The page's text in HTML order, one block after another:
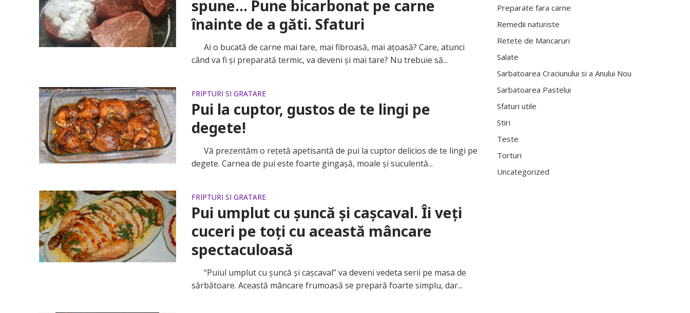
spune… Pune bicarbonat pe carne
înainte de a găti. Sfaturi
Ai o bucată de carne mai tare, mai fibroasă, mai ațoasă? Care, atunci
când va fi și preparată termic, va deveni și mai tare? Nu trebuie să...
FRIPTURI SI GRATARE
Pui la cuptor, gustos de te lingi pe
degete!
Vă prezentăm o rețetă apetisantă de pui la cuptor delicios de te lingi pe
degete. Carnea de pui este foarte gingașă, moale și suculentă...
FRIPTURI SI GRATARE
Pui umplut cu șuncă și cașcaval. Îi veți
cuceri pe toți cu această mâncare
spectaculoasă
“Puiul umplut cu șuncă și cașcaval” va deveni vedeta serii pe masa de
sărbătoare. Această mâncare frumoasă se prepară foarte simplu, dar...
Preparate fara carne
Remedii naturiste
Retete de Mancaruri
Salate
Sarbatoarea Craciunului si a Anului Nou
Sarbatoarea Pastelui
Sfaturi utile
Stiri
Teste
Torturi
Uncategorized